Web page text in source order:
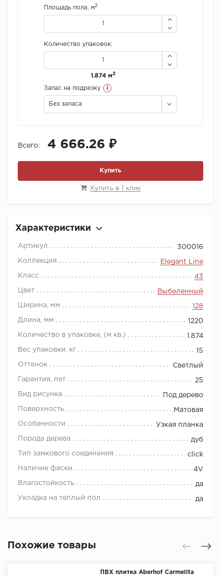
Площадь пола, м2
Количество упаковок:
1.874 м2
Запас на подрезку i
Без запаса
Всего: 4 666.26 ₽
Купить
Купить в 1 клик
Характеристики
Артикул 300016
Коллекция Elegant Line
Класс 43
Цвет Выбеленный
Ширина, мм 128
Длина, мм 1220
Количество в упаковке, (м кв.) 1.874
Вес упаковки, кг 15
Оттенок Светлый
Гарантия, лет 25
Вид рисунка Под дерево
Поверхность Матовая
Особенности Узкая планка
Порода дерева дуб
Тип замкового соединения click
Наличие фаски 4V
Влагостойкость да
Укладка на теплый пол да
Похожие товары
ПВХ плитка Aberhof Carmelita